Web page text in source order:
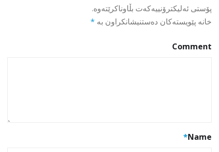
پۆستی ئەلیکترۆنییەکەت بڵاوناکرێتەوە.
خانە پێویستەکان دەستنیشانکراون بە *
Comment
Name
*